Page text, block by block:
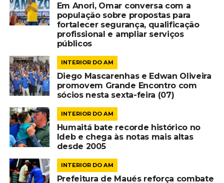
Em Anori, Omar conversa com a
população sobre propostas para
fortalecer segurança, qualificação
profissional e ampliar serviços
públicos
INTERIOR DO AM
Diego Mascarenhas e Edwan Oliveira
promovem Grande Encontro com
sócios nesta sexta-feira (07)
INTERIOR DO AM
Humaitá bate recorde histórico no
Ideb e chega às notas mais altas
desde 2005
INTERIOR DO AM
Prefeitura de Maués reforça combate